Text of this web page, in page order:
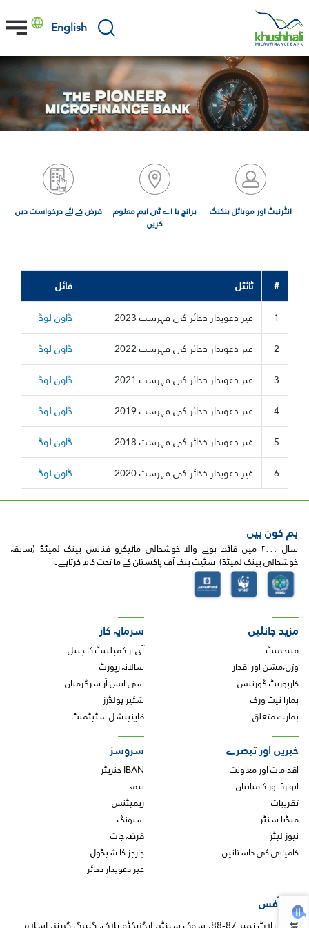
content
English
انٹرنیٹ اور موبائل بنکنگ
برانچ یا اے ٹی ایم معلوم
کریں
قرض کے لئے درخواست دیں
# ٹائٹل
فائل
1
غیر دعویدار ذخائر کی فہرست 2023
ڈاون لوڈ
2
غیر دعویدار ذخائر کی فہرست 2022
ڈاون لوڈ
3
غیر دعویدار ذخائر کی فہرست 2021
ڈاون لوڈ
4
غیر دعویدار ذخائر کی فہرست 2019
ڈاون لوڈ
5
غیر دعویدار ذخائر کی فہرست 2018
ڈاون لوڈ
6
غیر دعویدار ذخائر کی فہرست 2020 ڈاون لوڈ
ہم کون ہیں
سال ۲۰۰۰ میں قائم ہونے والا خوشحالی مائیکرو فنانس بینک لمیٹڈ (سابقہ
خوشحالی بینک لمیٹڈ) سٹیٹ بنک آف پاکستان کے ما تحت کام کرتاہے۔
مزید جانئیں
منیجمنٹ
وژن،مشن اور اقدار
کارپوریٹ گورننس
ہمارا نیٹ ورک
ہمارے متعلق
سرمایہ کار
آی ار کمپلینٹ کا چینل
سالانہ رپورٹ
سی ایس آر سرگرمیاں
شئیر ہولڈرز
فاینینشل سٹیٹمنٹ
خبریں اور تبصرے
اقدامات اور معاونت
ایوارڈ اور کامیابیاں
تقریبات
میڈیا سنٹر
نیوز لیٹر
کامیابی کی داستانیں
سروسز
IBAN جنریٹر
بیمہ
ریمیٹنس
سیونگ
قرضہ جات
چارجز کا شیڈول
غیر دعویدار ذخائر
ہیڈ آفس